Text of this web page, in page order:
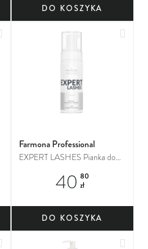
DO KOSZYKA
Dodaj do ulubionych
Farmona Professional
EXPERT LASHES Pianka do
40 80
zł
DO KOSZYKA
Dodaj do ulubionych